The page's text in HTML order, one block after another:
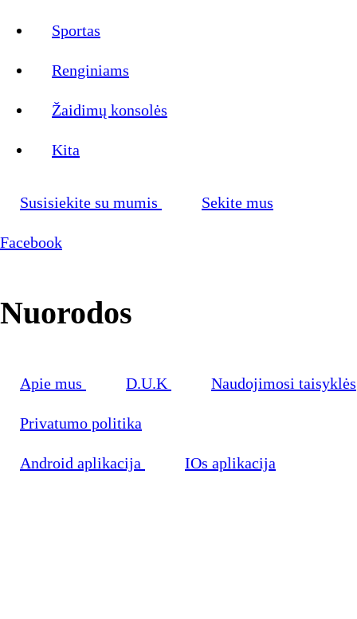
Sportas
Renginiams
Žaidimų konsolės
Kita
Susisiekite su mumis Sekite mus
Facebook
Nuorodos
Apie mus D.U.K Naudojimosi taisyklės
Privatumo politika
Android aplikacija IOs aplikacija